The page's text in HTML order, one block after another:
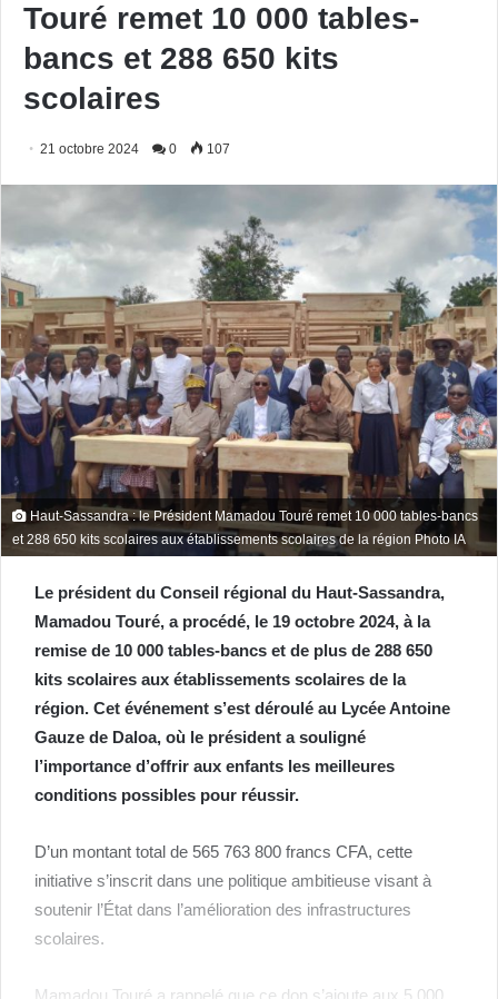
Touré remet 10 000 tables-
bancs et 288 650 kits
scolaires
21 octobre 2024 0 107
Haut-Sassandra : le Président Mamadou Touré remet 10 000 tables-bancs
et 288 650 kits scolaires aux établissements scolaires de la région Photo IA
Le président du Conseil régional du Haut-Sassandra,
Mamadou Touré, a procédé, le 19 octobre 2024, à la
remise de 10 000 tables-bancs et de plus de 288 650
kits scolaires aux établissements scolaires de la
région. Cet événement s’est déroulé au Lycée Antoine
Gauze de Daloa, où le président a souligné
l’importance d’offrir aux enfants les meilleures
conditions possibles pour réussir.
D’un montant total de 565 763 800 francs CFA, cette
initiative s’inscrit dans une politique ambitieuse visant à
soutenir l’État dans l’amélioration des infrastructures
scolaires.
Mamadou Touré a rappelé que ce don s’ajoute aux 5 000